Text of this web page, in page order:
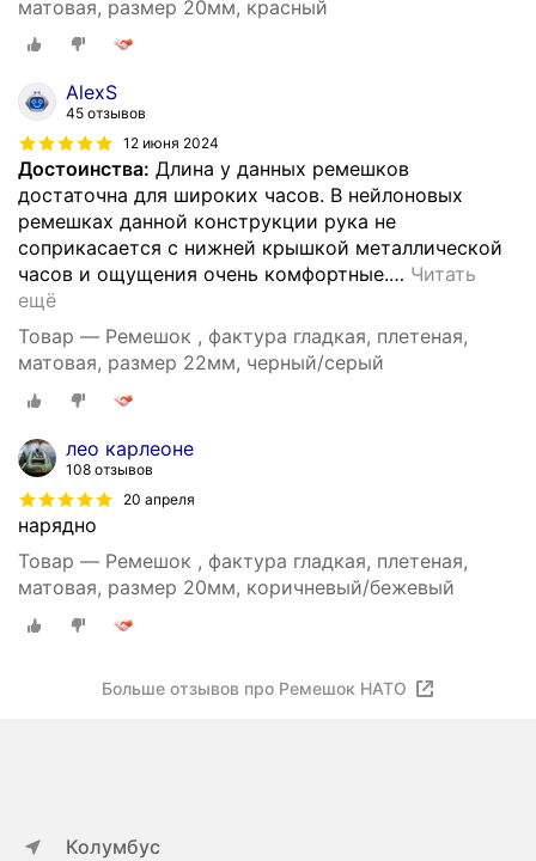
матовая, размер 20мм, красный
AlexS
45 отзывов
12 июня 2024
Достоинства: Длина у данных ремешков
достаточна для широких часов. В нейлоновых
ремешках данной конструкции рука не
соприкасается с нижней крышкой металлической
часов и ощущения очень комфортные.… Читать
ещё
Товар — Ремешок , фактура гладкая, плетеная,
матовая, размер 22мм, черный/серый
лео карлеоне
108 отзывов
20 апреля
нарядно
Товар — Ремешок , фактура гладкая, плетеная,
матовая, размер 20мм, коричневый/бежевый
Больше отзывов про Ремешок НАТО
Колумбус